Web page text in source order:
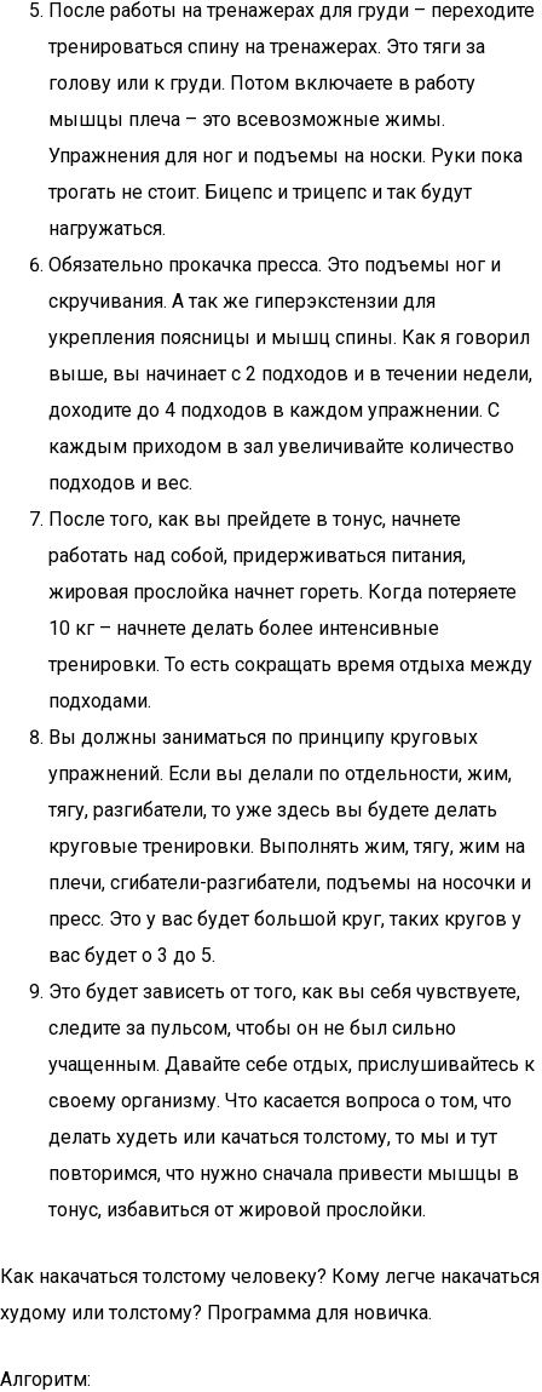
После работы на тренажерах для груди – переходите
тренироваться спину на тренажерах. Это тяги за
голову или к груди. Потом включаете в работу
мышцы плеча – это всевозможные жимы.
Упражнения для ног и подъемы на носки. Руки пока
трогать не стоит. Бицепс и трицепс и так будут
нагружаться.
Обязательно прокачка пресса. Это подъемы ног и
скручивания. А так же гиперэкстензии для
укрепления поясницы и мышц спины. Как я говорил
выше, вы начинает с 2 подходов и в течении недели,
доходите до 4 подходов в каждом упражнении. С
каждым приходом в зал увеличивайте количество
подходов и вес.
После того, как вы прейдете в тонус, начнете
работать над собой, придерживаться питания,
жировая прослойка начнет гореть. Когда потеряете
10 кг – начнете делать более интенсивные
тренировки. То есть сокращать время отдыха между
подходами.
Вы должны заниматься по принципу круговых
упражнений. Если вы делали по отдельности, жим,
тягу, разгибатели, то уже здесь вы будете делать
круговые тренировки. Выполнять жим, тягу, жим на
плечи, сгибатели-разгибатели, подъемы на носочки и
пресс. Это у вас будет большой круг, таких кругов у
вас будет о 3 до 5.
Это будет зависеть от того, как вы себя чувствуете,
следите за пульсом, чтобы он не был сильно
учащенным. Давайте себе отдых, прислушивайтесь к
своему организму. Что касается вопроса о том, что
делать худеть или качаться толстому, то мы и тут
повторимся, что нужно сначала привести мышцы в
тонус, избавиться от жировой прослойки.
Как накачаться толстому человеку? Кому легче накачаться
худому или толстому? Программа для новичка.
Алгоритм: